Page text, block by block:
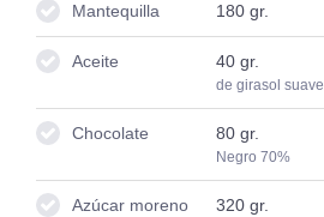
Mantequilla 180gr.
Aceite 40gr.
de girasol suave
Chocolate 80gr.
Negro 70%
Azúcar moreno 320gr.